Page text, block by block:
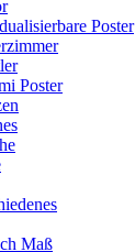
Poster
Poster
Maß